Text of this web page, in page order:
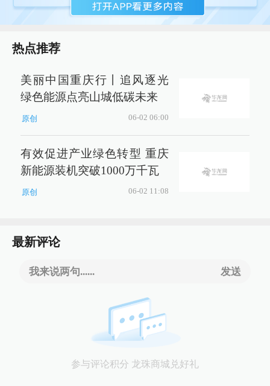
热点推荐
美丽中国重庆行丨追风逐光
绿色能源点亮山城低碳未来
原创 06-02 06:00
有效促进产业绿色转型 重庆
新能源装机突破1000万千瓦
原创 06-02 11:08
最新评论
我来说两句...... 发送
参与评论积分 龙珠商城兑好礼